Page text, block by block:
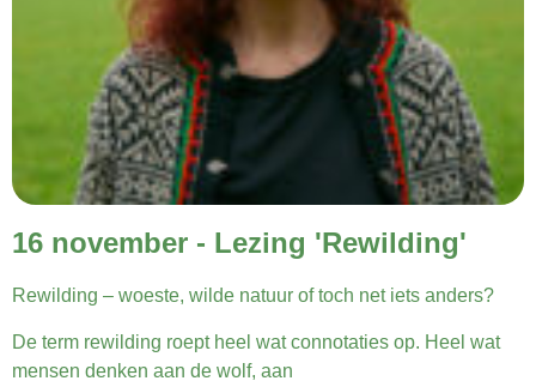
16 november - Lezing 'Rewilding'
Rewilding – woeste, wilde natuur of toch net iets anders?
De term rewilding roept heel wat connotaties op. Heel wat
mensen denken aan de wolf, aan